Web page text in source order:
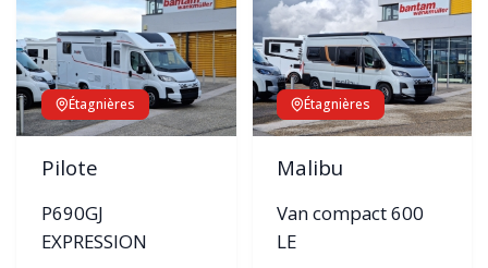
Étagnières
Pilote
P690GJ
EXPRESSION
Étagnières
Malibu
Van compact 600
LE